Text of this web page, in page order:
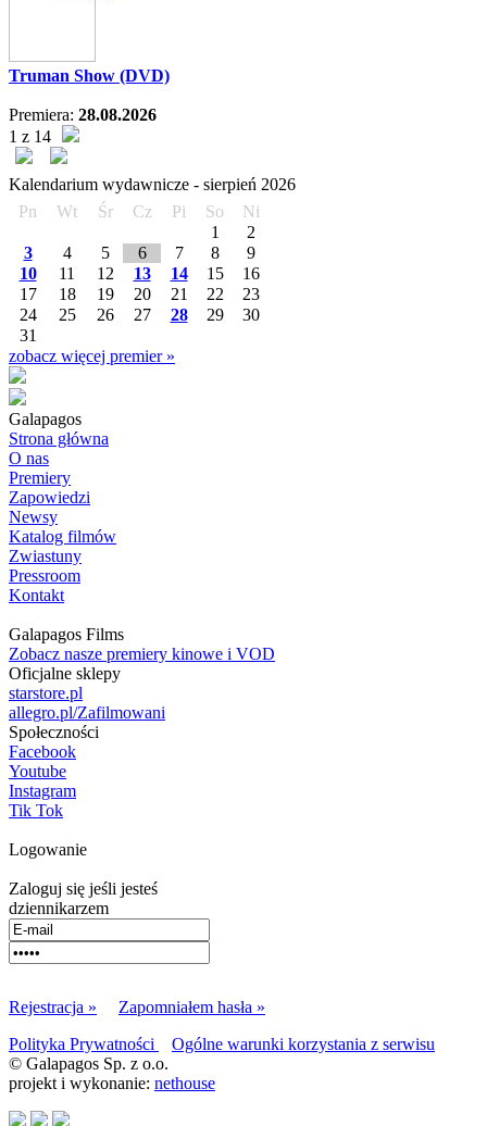
Truman Show (DVD)
Premiera: 28.08.2026
1 z 14
Kalendarium wydawnicze - sierpień 2026
Pn
Wt Śr Cz Pi So
Ni
1
2
3
4 5 6 7 8
9
10
11 12 13 14 15
16
17
18 19 20 21 22
23
24
25 26 27 28 29
30
31
zobacz więcej premier »
Galapagos
Strona główna
O nas
Premiery
Zapowiedzi
Newsy
Katalog filmów
Zwiastuny
Pressroom
Kontakt
Galapagos Films
Zobacz nasze premiery kinowe i VOD
Oficjalne sklepy
starstore.pl
allegro.pl/Zafilmowani
Społeczności
Facebook
Youtube
Instagram
Tik Tok
Logowanie
Zaloguj się jeśli jesteś
dziennikarzem
Rejestracja »
Zapomniałem hasła »
Polityka Prywatności
Ogólne warunki korzystania z serwisu
© Galapagos Sp. z o.o.
projekt i wykonanie: nethouse